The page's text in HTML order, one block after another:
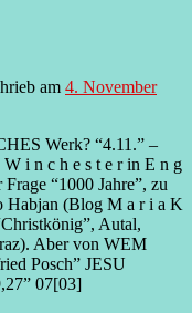
am 4. November
Werk? “4.11.” –
i n c h e s t e r in E n g
“1000 Jahre”, zu
Habjan (Blog M a r i a K
Autal,
Aber von WEM
Posch” JESU
07[03]